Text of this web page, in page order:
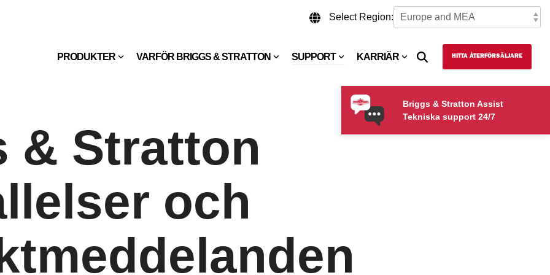
Select Region:
PRODUKTER VARFÖR BRIGGS & STRATTON SUPPORT KARRIÄR HITTA ÅTERFÖRSÄLJARE
& Stratton
och
Briggs & Stratton Assist
Tekniska support 24/7